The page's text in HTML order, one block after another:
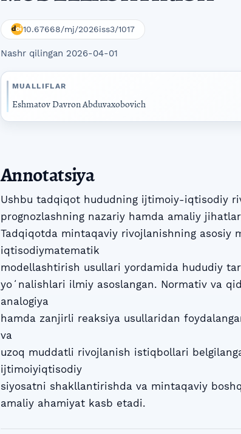
10.67668/mj/2026iss3/1017
Nashr qilingan 2026-04-01
MUALLIFLAR
Eshmatov Davron Abduvaxobovich
Annotatsiya
Ushbu tadqiqot hududning ijtimoiy-iqtisodiy
prognozlashning nazariy hamda amaliy
Tadqiqotda mintaqaviy rivojlanishning asosiy
iqtisodiymatematik
modellashtirish usullari yordamida hududiy
yoʻnalishlari ilmiy asoslangan. Normativ va
analogiya
hamda zanjirli reaksiya usullaridan
va
uzoq muddatli rivojlanish istiqbollari
ijtimoiyiqtisodiy
siyosatni shakllantirishda va mintaqaviy
amaliy ahamiyat kasb etadi.